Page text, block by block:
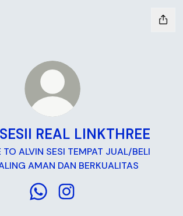
REAL LINKTHREE
ALVIN SESI TEMPAT JUAL/BELI
AMAN DAN BERKUALITAS